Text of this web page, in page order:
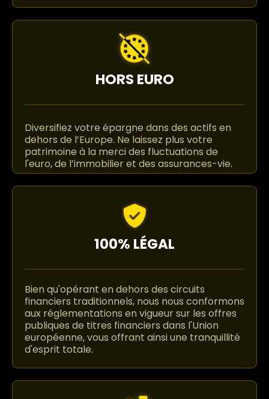
HORS EURO
Diversifiez votre épargne dans des actifs en
dehors de l’Europe. Ne laissez plus votre
patrimoine à la merci des fluctuations de
l'euro, de l’immobilier et des assurances-vie.
100% LÉGAL
Bien qu'opérant en dehors des circuits
financiers traditionnels, nous nous conformons
aux réglementations en vigueur sur les offres
publiques de titres financiers dans l'Union
européenne, vous offrant ainsi une tranquillité
d'esprit totale.